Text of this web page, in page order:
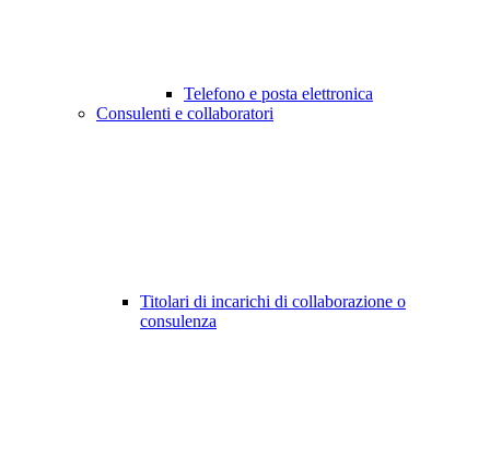
Telefono e posta elettronica
Consulenti e collaboratori
Titolari di incarichi di collaborazione o
consulenza